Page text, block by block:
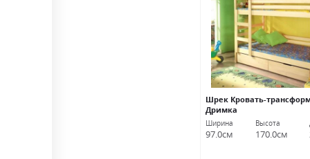
Шрек Кровать-
Дримка
Ширина
97.0см
Высота
170.0см